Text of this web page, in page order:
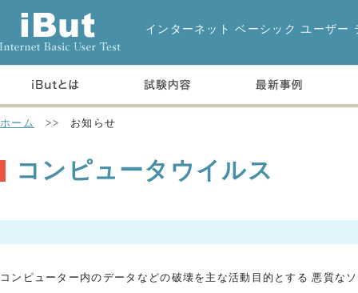
インターネット ベーシック ユーザー
ホーム >> お知らせ
コンピュータウイルス
コンピューター内のデータなどの破壊を主な活動目的とする 悪質な